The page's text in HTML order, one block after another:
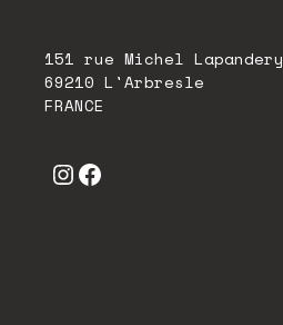
151 rue Michel Lapandery
69210 L'Arbresle
FRANCE
Instagram Facebook